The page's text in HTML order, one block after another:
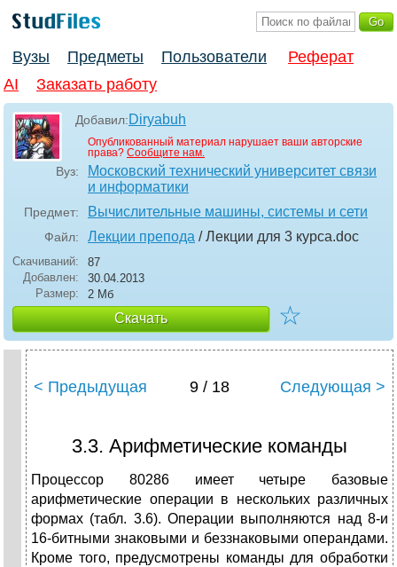
Вузы Предметы Пользователи
Реферат
AI
Заказать работу
Добавил:Diryabuh
Опубликованный материал нарушает ваши авторские
права? Сообщите нам.
Вуз:
Московский технический университет связи
и информатики
Предмет: Вычислительные машины, системы и сети
Файл: Лекции препода / Лекции для 3 курса.doc
Скачиваний:
87
Добавлен:
30.04.2013
Размер:
2 Мб
Скачать ☆
< Предыдущая 9 / 18 Следующая >
3.3. Арифметические команды
Процессор 80286 имеет четыре базовые
арифметические операции в нескольких различных
формах (табл. 3.6). Операции выполняются над 8-и
16-битными знаковыми и беззнаковыми операндами.
Кроме того, предусмотрены команды для обработки